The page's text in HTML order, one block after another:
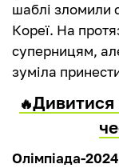
шаблі зломили
Кореї. На
суперницям,
зуміла
🔥Дивитися
Олімпіада-